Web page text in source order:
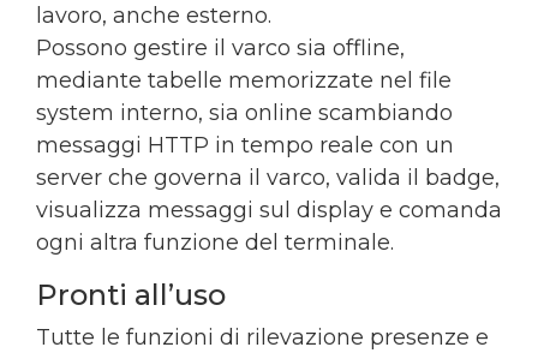
lavoro, anche esterno.
Possono gestire il varco sia offline,
mediante tabelle memorizzate nel file
system interno, sia online scambiando
messaggi HTTP in tempo reale con un
server che governa il varco, valida il badge,
visualizza messaggi sul display e comanda
ogni altra funzione del terminale.
Pronti all’uso
Tutte le funzioni di rilevazione presenze e